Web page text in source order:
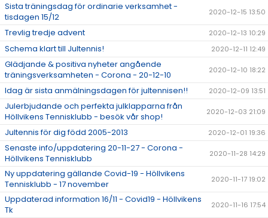
Sista träningsdag för ordinarie verksamhet -
tisdagen 15/12
2020-12-15 13:50
Trevlig tredje advent 2020-12-13 10:29
Schema klart till Jultennis! 2020-12-11 12:49
Glädjande & positiva nyheter angående
träningsverksamheten - Corona - 20-12-10
2020-12-10 18:22
Idag är sista anmälningsdagen för jultennisen!! 2020-12-09 13:51
Julerbjudande och perfekta julklapparna från
Höllvikens Tennisklubb - besök vår shop!
2020-12-03 21:09
Jultennis för dig född 2005-2013 2020-12-01 19:36
Senaste info/uppdatering 20-11-27 - Corona -
Höllvikens Tennisklubb
2020-11-28 14:29
Ny uppdatering gällande Covid-19 - Höllvikens
Tennisklubb - 17 november
2020-11-17 19:02
Uppdaterad information 16/11 - Covid19 - Höllvikens
Tk
2020-11-16 17:54